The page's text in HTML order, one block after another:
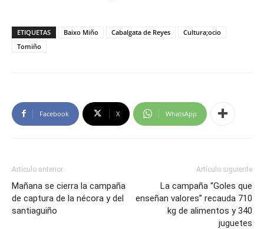
ETIQUETAS Baixo Miño Cabalgata de Reyes
Cultura;ocio
Tomiño
Facebook X WhatsApp
Artículo anterior
Mañana se cierra la campaña
de captura de la nécora y del
santiaguiño
Artículo siguiente
La campaña “Goles que
enseñan valores” recauda 710
kg de alimentos y 340
juguetes